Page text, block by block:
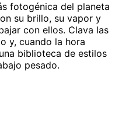
fotogénica del planeta
su brillo, su vapor y
con ellos. Clava las
y, cuando la hora
biblioteca de estilos
pesado.